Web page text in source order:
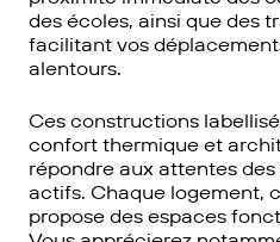
des écoles, ainsi que des
facilitant vos
alentours.
Ces constructions
confort thermique et
répondre aux attentes
actifs. Chaque logement,
propose des espaces